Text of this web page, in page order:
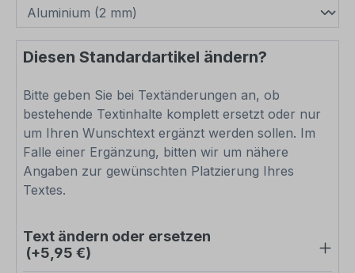
Diesen Standardartikel ändern?
Bitte geben Sie bei Textänderungen an, ob
bestehende Textinhalte komplett ersetzt oder nur
um Ihren Wunschtext ergänzt werden sollen. Im
Falle einer Ergänzung, bitten wir um nähere
Angaben zur gewünschten Platzierung Ihres
Textes.
Text ändern oder ersetzen
(+5,95 €)